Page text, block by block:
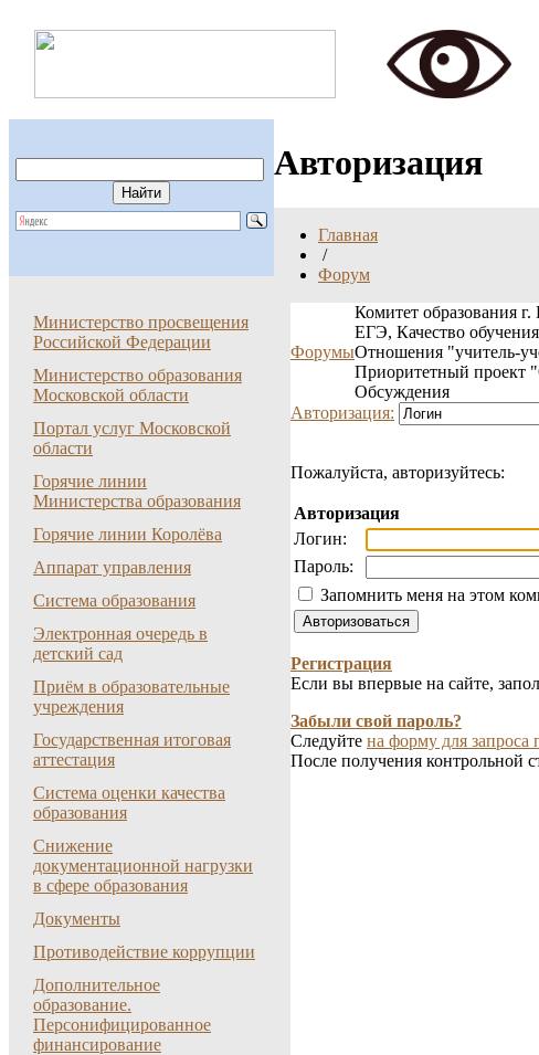
Авторизация
Главная
/
Форум
Министерство просвещения
Российской Федерации
Министерство образования
Московской области
Портал услуг Московской
области
Горячие линии
Министерства образования
Горячие линии Королёва
Аппарат управления
Система образования
Электронная очередь в
детский сад
Приём в образовательные
учреждения
Государственная итоговая
аттестация
Система оценки качества
образования
Снижение
документационной нагрузки
в сфере образования
Документы
Противодействие коррупции
Дополнительное
образование.
Персонифицированное
финансирование
Форумы
Комитет образования г.
ЕГЭ, Качество обучения
Отношения "учитель-
Приоритетный проект
Обсуждения
Авторизация:
Пожалуйста, авторизуйтесь:
Авторизация
Логин:
Пароль:
Запомнить меня на этом
Регистрация
Если вы впервые на сайте,
Забыли свой пароль?
Следуйте на форму для запроса
После получения контрольной